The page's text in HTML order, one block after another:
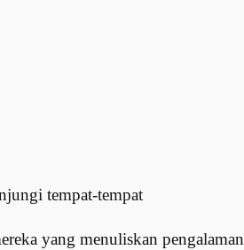
tempat-tempat
yang menuliskan pengalaman